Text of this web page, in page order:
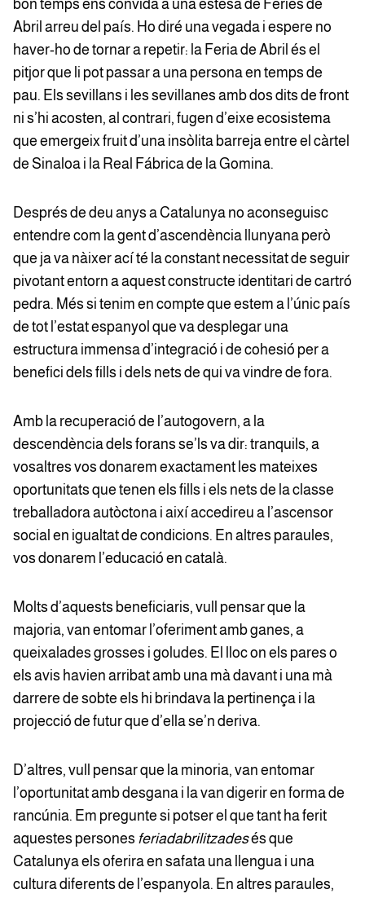
bon temps ens convida a una estesa de Feries de
Abril arreu del país. Ho diré una vegada i espere no
haver-ho de tornar a repetir: la Feria de Abril és el
pitjor que li pot passar a una persona en temps de
pau. Els sevillans i les sevillanes amb dos dits de front
ni s’hi acosten, al contrari, fugen d’eixe ecosistema
que emergeix fruit d’una insòlita barreja entre el càrtel
de Sinaloa i la Real Fábrica de la Gomina.
Després de deu anys a Catalunya no aconseguisc
entendre com la gent d’ascendència llunyana però
que ja va nàixer ací té la constant necessitat de seguir
pivotant entorn a aquest constructe identitari de cartró
pedra. Més si tenim en compte que estem a l’únic país
de tot l’estat espanyol que va desplegar una
estructura immensa d’integració i de cohesió per a
benefici dels fills i dels nets de qui va vindre de fora.
Amb la recuperació de l’autogovern, a la
descendència dels forans se’ls va dir: tranquils, a
vosaltres vos donarem exactament les mateixes
oportunitats que tenen els fills i els nets de la classe
treballadora autòctona i així accedireu a l’ascensor
social en igualtat de condicions. En altres paraules,
vos donarem l’educació en català.
Molts d’aquests beneficiaris, vull pensar que la
majoria, van entomar l’oferiment amb ganes, a
queixalades grosses i goludes. El lloc on els pares o
els avis havien arribat amb una mà davant i una mà
darrere de sobte els hi brindava la pertinença i la
projecció de futur que d’ella se’n deriva.
D’altres, vull pensar que la minoria, van entomar
l’oportunitat amb desgana i la van digerir en forma de
rancúnia. Em pregunte si potser el que tant ha ferit
aquestes persones feriadabrilitzadesés que
Catalunya els oferira en safata una llengua i una
cultura diferents de l’espanyola. En altres paraules,